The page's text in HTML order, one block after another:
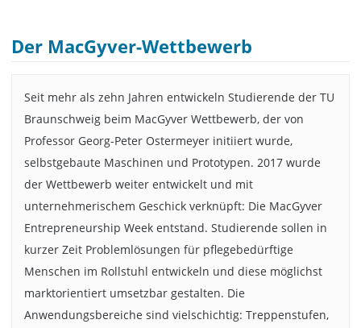
Der MacGyver-Wettbewerb
Seit mehr als zehn Jahren entwickeln Studierende der TU
Braunschweig beim MacGyver Wettbewerb, der von
Professor Georg-Peter Ostermeyer initiiert wurde,
selbstgebaute Maschinen und Prototypen. 2017 wurde
der Wettbewerb weiter entwickelt und mit
unternehmerischem Geschick verknüpft: Die MacGyver
Entrepreneurship Week entstand. Studierende sollen in
kurzer Zeit Problemlösungen für pflegebedürftige
Menschen im Rollstuhl entwickeln und diese möglichst
marktorientiert umsetzbar gestalten. Die
Anwendungsbereiche sind vielschichtig: Treppenstufen,